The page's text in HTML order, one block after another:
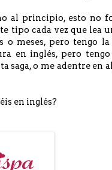
al principio, esto no
tipo cada vez que lea
o meses, pero tengo
en inglés, pero
saga, o me adentre
en inglés?